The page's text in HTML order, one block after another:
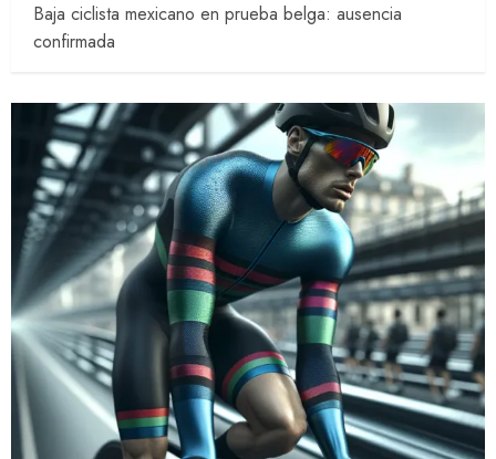
Baja ciclista mexicano en prueba belga: ausencia
confirmada